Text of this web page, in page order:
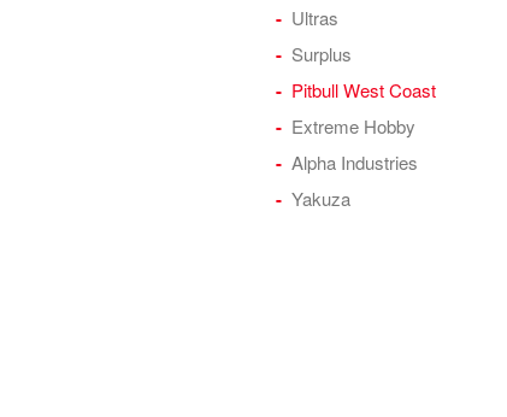
Ultras
Surplus
Pitbull West Coast
Extreme Hobby
Alpha Industries
Yakuza